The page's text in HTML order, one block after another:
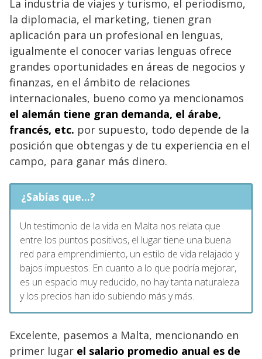
La industria de viajes y turismo, el periodismo,
la diplomacia, el marketing, tienen gran
aplicación para un profesional en lenguas,
igualmente el conocer varias lenguas ofrece
grandes oportunidades en áreas de negocios y
finanzas, en el ámbito de relaciones
internacionales, bueno como ya mencionamos
el alemán tiene gran demanda, el árabe,
francés, etc. por supuesto, todo depende de la
posición que obtengas y de tu experiencia en el
campo, para ganar más dinero.
¿Sabías que...?
Un testimonio de la vida en Malta nos relata que
entre los puntos positivos, el lugar tiene una buena
red para emprendimiento, un estilo de vida relajado y
bajos impuestos. En cuanto a lo que podría mejorar,
es un espacio muy reducido, no hay tanta naturaleza
y los precios han ido subiendo más y más.
Excelente, pasemos a Malta, mencionando en
primer lugar el salario promedio anual es de